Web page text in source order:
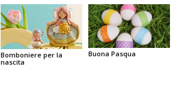
Bomboniere per la
nascita
Buona Pasqua